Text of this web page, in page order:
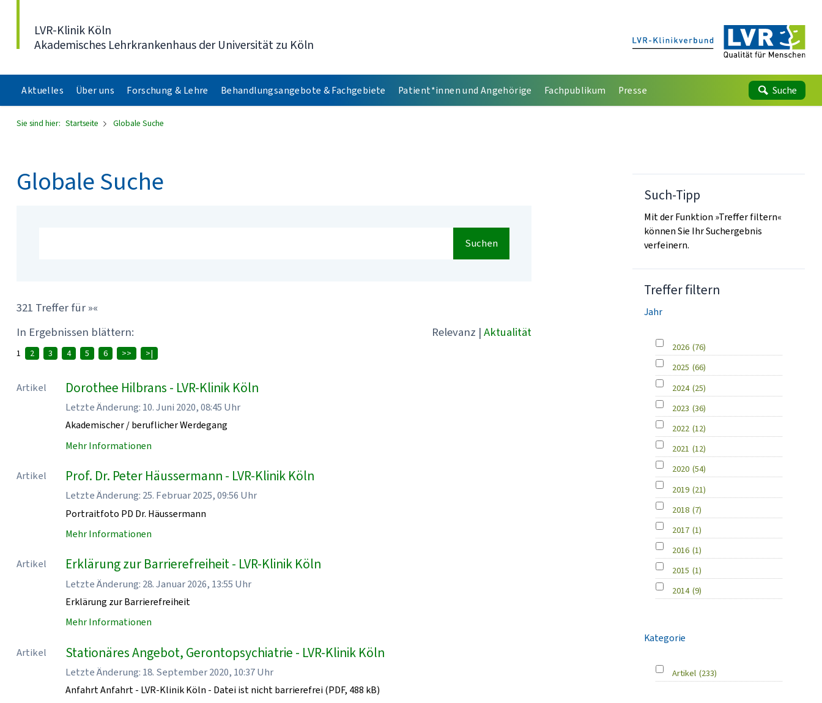
LVR-Klinik Köln
Akademisches Lehrkrankenhaus der Universität zu Köln
Aktuelles Über uns Forschung & Lehre Behandlungsangebote & Fachgebiete Patient*innen und Angehörige Fachpublikum Presse Suche
Sie sind hier: Startseite Globale Suche
Globale Suche
Suchen
321 Treffer für »«
In Ergebnissen blättern:
Relevanz | Aktualität
1 2 3 4 5 6 >> >|
Artikel Dorothee Hilbrans - LVR-Klinik Köln
Letzte Änderung: 10. Juni 2020, 08:45 Uhr
Akademischer / beruflicher Werdegang
Mehr Informationen
Artikel Prof. Dr. Peter Häussermann - LVR-Klinik Köln
Letzte Änderung: 25. Februar 2025, 09:56 Uhr
Portraitfoto PD Dr. Häussermann
Mehr Informationen
Artikel Erklärung zur Barrierefreiheit - LVR-Klinik Köln
Letzte Änderung: 28. Januar 2026, 13:55 Uhr
Erklärung zur Barrierefreiheit
Mehr Informationen
Artikel Stationäres Angebot, Gerontopsychiatrie - LVR-Klinik Köln
Letzte Änderung: 18. September 2020, 10:37 Uhr
Anfahrt Anfahrt - LVR-Klinik Köln - Datei ist nicht barrierefrei (PDF, 488 kB)
Such-Tipp
Mit der Funktion »Treffer filtern«
können Sie Ihr Suchergebnis
verfeinern.
Treffer filtern
Jahr
2026 (76)
2025 (66)
2024 (25)
2023 (36)
2022 (12)
2021 (12)
2020 (54)
2019 (21)
2018 (7)
2017 (1)
2016 (1)
2015 (1)
2014 (9)
Kategorie
Artikel (233)